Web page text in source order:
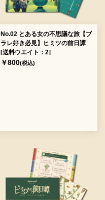
No.02 とある女の不思議な旅【ブ
ラレ好き必見】ヒミツの前日譚
[送料ウエイト：2]
￥800(税込)